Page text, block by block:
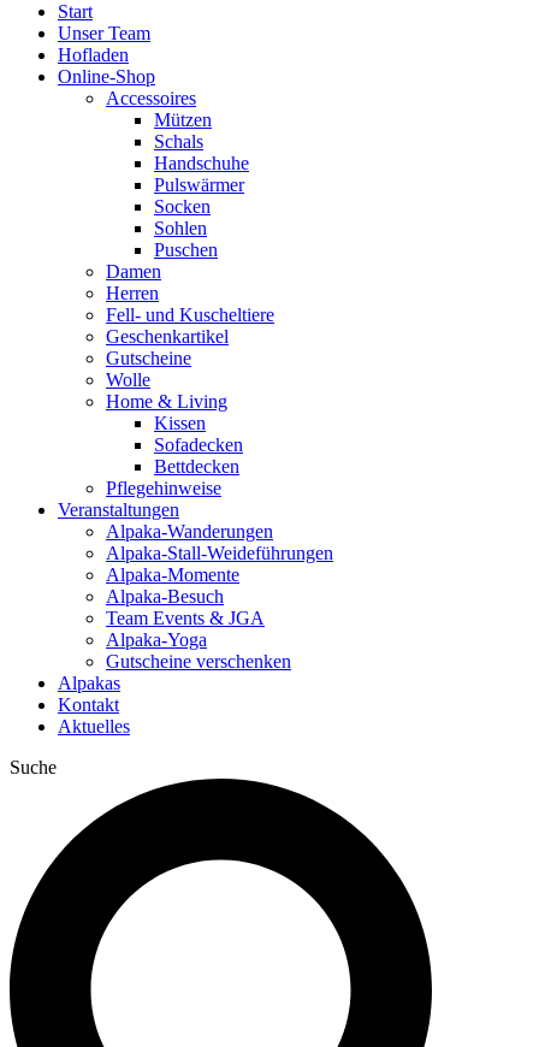
Start
Unser Team
Hofladen
Online-Shop
Accessoires
Mützen
Schals
Handschuhe
Pulswärmer
Socken
Sohlen
Puschen
Damen
Herren
Fell- und Kuscheltiere
Geschenkartikel
Gutscheine
Wolle
Home & Living
Kissen
Sofadecken
Bettdecken
Pflegehinweise
Veranstaltungen
Alpaka-Wanderungen
Alpaka-Stall-Weideführungen
Alpaka-Momente
Alpaka-Besuch
Team Events & JGA
Alpaka-Yoga
Gutscheine verschenken
Alpakas
Kontakt
Aktuelles
Suche